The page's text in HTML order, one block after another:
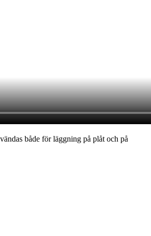
både för läggning på plåt och på